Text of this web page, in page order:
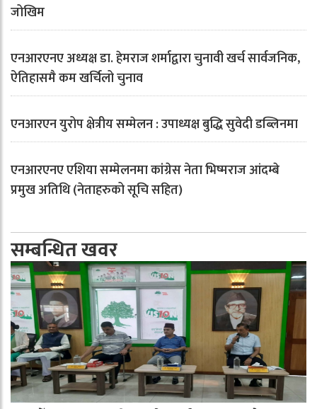
जोखिम
एनआरएनए अध्यक्ष डा. हेमराज शर्माद्वारा चुनावी खर्च सार्वजनिक,
ऐतिहासमै कम खर्चिलो चुनाव
एनआरएन युरोप क्षेत्रीय सम्मेलन : उपाध्यक्ष बुद्धि सुवेदी डब्लिनमा
एनआरएनए एशिया सम्मेलनमा कांग्रेस नेता भिष्मराज आंदम्बे
प्रमुख अतिथि (नेताहरुको सूचि सहित)
सम्बन्धित खवर